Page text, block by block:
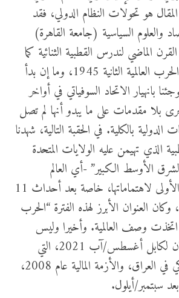
هو تحولات النظام الدولي، فقد
والعلوم السياسية (جامعة القاهرة)
الماضي لندرس القطبية الثنائية كما
تبلورت تدريجيا بعد الحرب العالمية الثانية 1945، وما إن بدأ
بانهيار الاتحاد السوفياتي في أواخر
بلا مقدمات على ما يبدو أنها لم تصل
بالكلية. في الحقبة التالية، شهدنا
الذي تهيمن عليه الولايات المتحدة
الأوسط الكبير” -أي العالم
الإسلامي- الأولوية الأولى لاهتماماتها، خاصة بعد أحداث 11
سبتمبر/أيلول 2001، وكان العنوان الأبرز لهذه الفترة “الحرب
اتخذت وصف العالمية. وأخيرا وليس
آخرا، مع عودة طالبان لكابل أغسطس/آب 2021، التي
سبقها الفشل الأميركي في العراق، والأزمة المالية عام 2008،
سبتمبر/أيلول.